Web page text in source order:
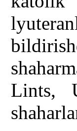
Lints,